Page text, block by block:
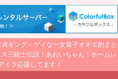
ギング・ゲイなー女装子オネエ的まと
三銃士伝説！あおいちゃん！ホームレ
イラ応援してます！